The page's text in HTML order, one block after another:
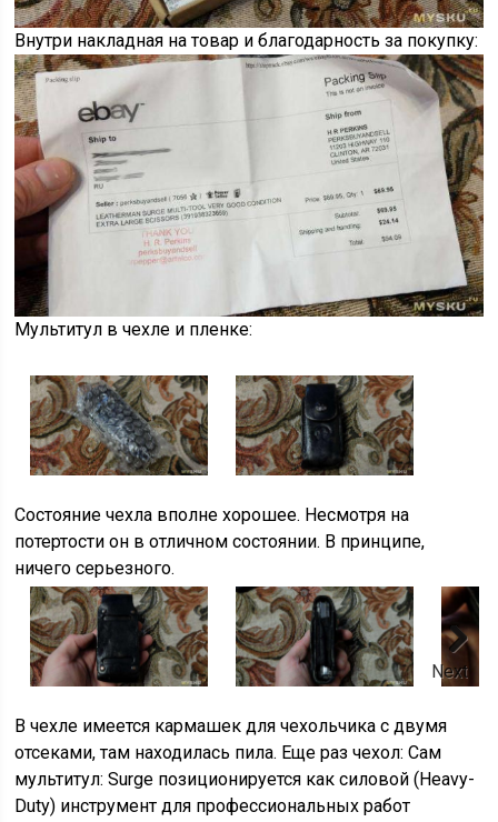
Внутри накладная на товар и благодарность за покупку:
Мультитул в чехле и пленке:
Состояние чехла вполне хорошее. Несмотря на
потертости он в отличном состоянии. В принципе,
ничего серьезного.
Next
В чехле имеется кармашек для чехольчика с двумя
отсеками, там находилась пила. Еще раз чехол: Сам
мультитул: Surge позиционируется как силовой (Heavy-
Duty) инструмент для профессиональных работ